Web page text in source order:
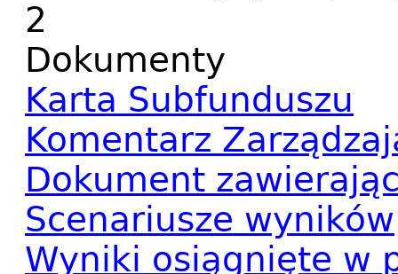
2
Dokumenty
Karta Subfunduszu
Komentarz
Dokument
Scenariusze wyników
Wyniki osiągnięte w